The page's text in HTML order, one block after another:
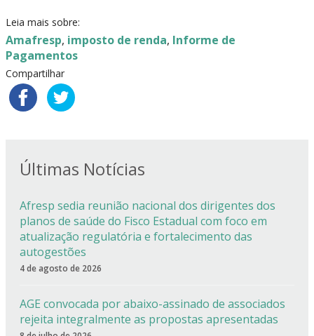
Leia mais sobre:
Amafresp, imposto de renda, Informe de
Pagamentos
Compartilhar
Últimas Notícias
Afresp sedia reunião nacional dos dirigentes dos
planos de saúde do Fisco Estadual com foco em
atualização regulatória e fortalecimento das
autogestões
4 de agosto de 2026
AGE convocada por abaixo-assinado de associados
rejeita integralmente as propostas apresentadas